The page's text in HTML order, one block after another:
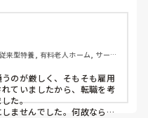
来型特養, 有料老人ホーム, サービ
のが厳しく、そもそも雇用
ていましたから、転職を考
た。
ませんでした。何故なら、